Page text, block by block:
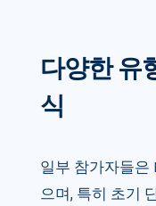
다양한 유
식
일부 참가자들은
으며, 특히 초기